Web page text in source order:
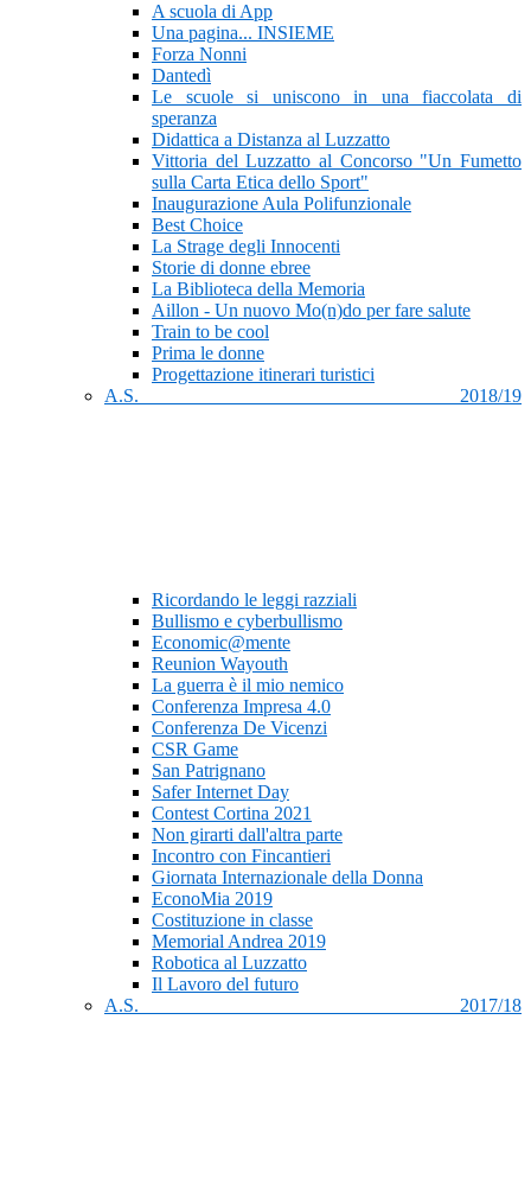
A scuola di App
Una pagina... INSIEME
Forza Nonni
Dantedì
Le scuole si uniscono in una fiaccolata di
speranza
Didattica a Distanza al Luzzatto
Vittoria del Luzzatto al Concorso "Un Fumetto
sulla Carta Etica dello Sport"
Inaugurazione Aula Polifunzionale
Best Choice
La Strage degli Innocenti
Storie di donne ebree
La Biblioteca della Memoria
Aillon - Un nuovo Mo(n)do per fare salute
Train to be cool
Prima le donne
Progettazione itinerari turistici
A.S. 2018/19
Ricordando le leggi razziali
Bullismo e cyberbullismo
Economic@mente
Reunion Wayouth
La guerra è il mio nemico
Conferenza Impresa 4.0
Conferenza De Vicenzi
CSR Game
San Patrignano
Safer Internet Day
Contest Cortina 2021
Non girarti dall'altra parte
Incontro con Fincantieri
Giornata Internazionale della Donna
EconoMia 2019
Costituzione in classe
Memorial Andrea 2019
Robotica al Luzzatto
Il Lavoro del futuro
A.S. 2017/18